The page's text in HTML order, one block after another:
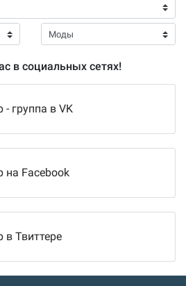
в социальных сетях!
- группа в VK
на Facebook
в Твиттере